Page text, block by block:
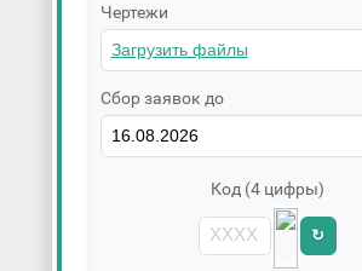
Чертежи
Сбор заявок до
Код (4 цифры)
↻